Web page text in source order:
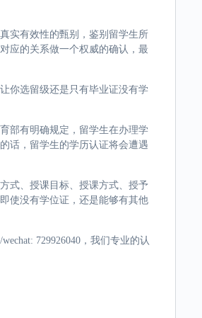
实有效性的甄别，鉴别留学生所
应的关系做一个权威的确认，最
你选留级还是只有毕业证没有学
部有明确规定，留学生在办理学
话，留学生的学历认证将会遭遇
式、授课目标、授课方式、授予
使没有学位证，还是能够有其他
729926040，我们专业的认